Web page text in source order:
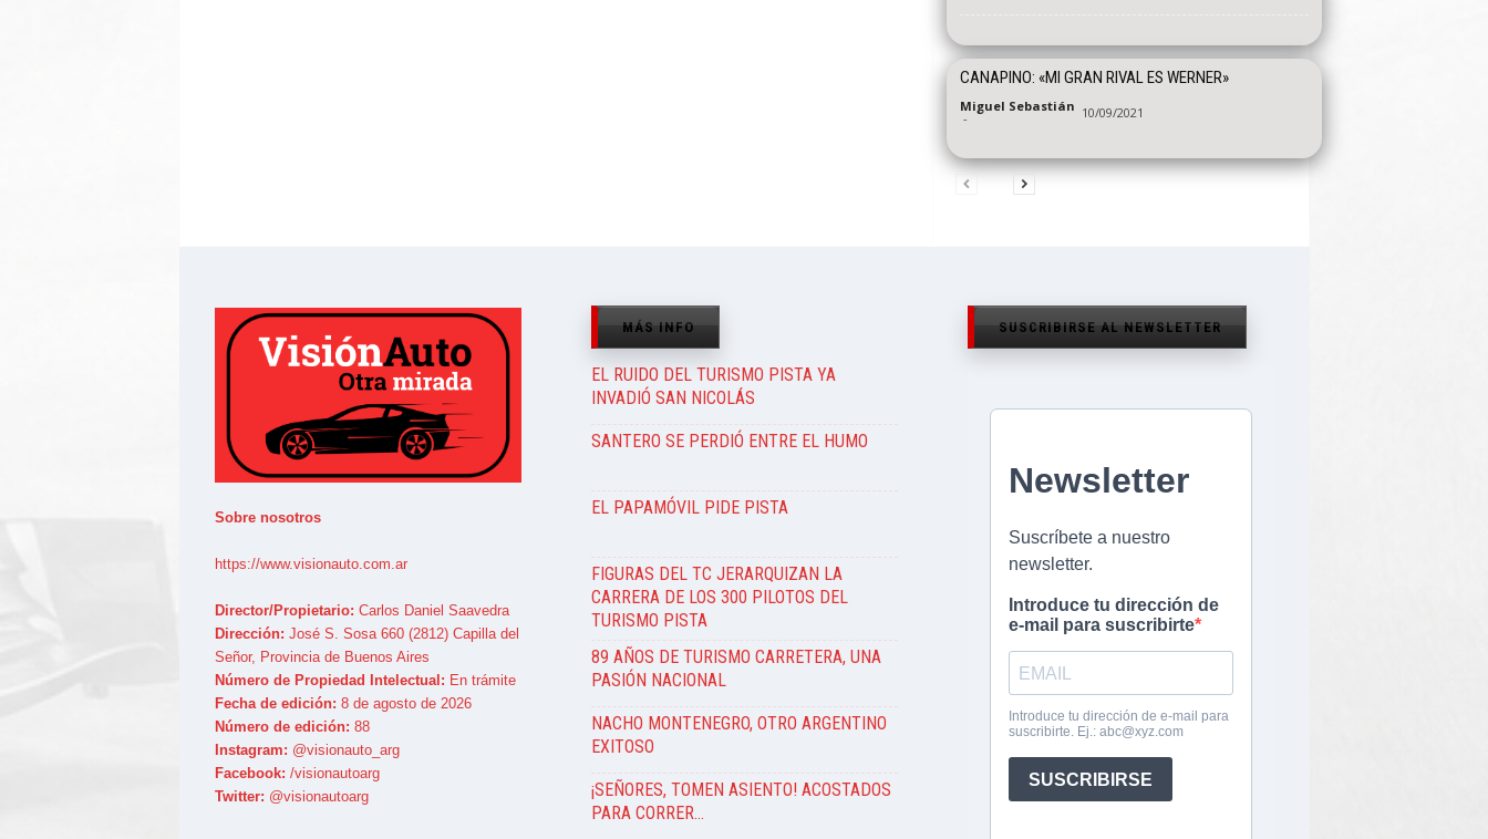
CANAPINO: «MI GRAN RIVAL ES WERNER»
Miguel Sebastián
- 10/09/2021
Sobre nosotros
https://www.visionauto.com.ar
Director/Propietario: Carlos Daniel Saavedra
Dirección: José S. Sosa 660 (2812) Capilla del
Señor, Provincia de Buenos Aires
Número de Propiedad Intelectual: En trámite
Fecha de edición: 8 de agosto de 2026
Número de edición: 88
Instagram: @visionauto_arg
Facebook: /visionautoarg
Twitter: @visionautoarg
MÁS INFO
EL RUIDO DEL TURISMO PISTA YA
INVADIÓ SAN NICOLÁS
SANTERO SE PERDIÓ ENTRE EL HUMO
EL PAPAMÓVIL PIDE PISTA
FIGURAS DEL TC JERARQUIZAN LA
CARRERA DE LOS 300 PILOTOS DEL
TURISMO PISTA
89 AÑOS DE TURISMO CARRETERA, UNA
PASIÓN NACIONAL
NACHO MONTENEGRO, OTRO ARGENTINO
EXITOSO
¡SEÑORES, TOMEN ASIENTO! ACOSTADOS
PARA CORRER…
SUSCRIBIRSE AL NEWSLETTER